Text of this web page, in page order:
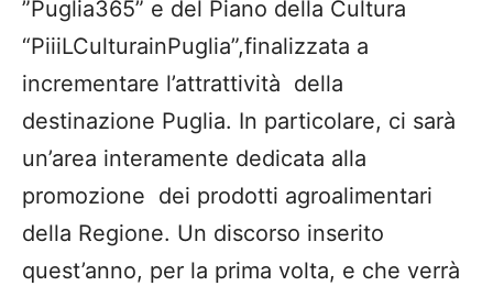
”Puglia365” e del Piano della Cultura
“PiiiLCulturainPuglia”,finalizzata a
incrementare l’attrattività della
destinazione Puglia. In particolare, ci sarà
un’area interamente dedicata alla
promozione dei prodotti agroalimentari
della Regione. Un discorso inserito
quest’anno, per la prima volta, e che verrà